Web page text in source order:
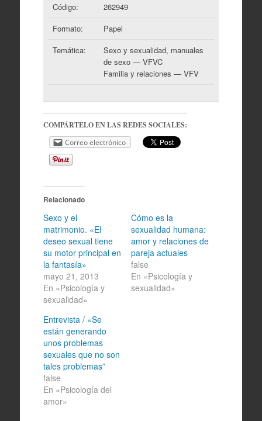
Código:
262949
Formato:
Papel
Temática:
Sexo y sexualidad, manuales
de sexo — VFVC
Familia y relaciones — VFV
COMPÁRTELO EN LAS REDES SOCIALES:
Correo electrónico
Relacionado
Sexo y el
matrimonio. «El
deseo sexual tiene
su motor principal en
la fantasía»
mayo 21, 2013
En «Psicología y
sexualidad»
Cómo es la
sexualidad humana:
amor y relaciones de
pareja actuales
false
En «Psicología y
sexualidad»
Entrevista / «Se
están generando
unos problemas
sexuales que no son
tales problemas”
false
En «Psicología del
amor»